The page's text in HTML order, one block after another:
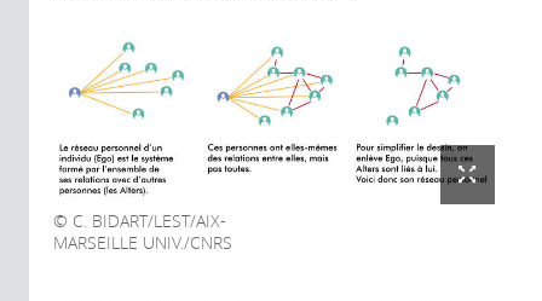
C. BIDART/LEST/AIX-
MARSEILLE UNIV./CNRS